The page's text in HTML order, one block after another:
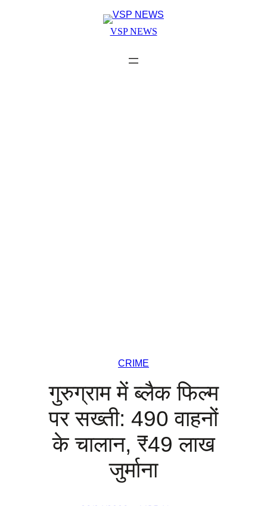
VSP NEWS
CRIME
गुरुग्राम में ब्लैक फिल्म
पर सख्ती: 490 वाहनों
के चालान, ₹49 लाख
जुर्माना